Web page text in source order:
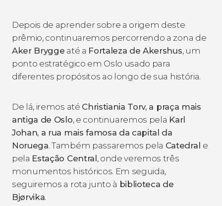
Depois de aprender sobre a origem deste
prêmio, continuaremos percorrendo a zona de
Aker Brygge até a Fortaleza de Akershus, um
ponto estratégico em Oslo usado para
diferentes propósitos ao longo de sua história.
De lá, iremos até Christiania Torv, a praça mais
antiga de Oslo, e continuaremos pela Karl
Johan, a rua mais famosa da capital da
Noruega. Também passaremos pela Catedral e
pela Estação Central, onde veremos três
monumentos históricos. Em seguida,
seguiremos a rota junto à biblioteca de
Bjørvika.